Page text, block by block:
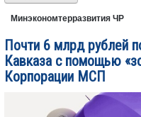
Минэкономтерразвития ЧР
Почти 6 млрд рублей
Кавказа с помощью
Корпорации МСП